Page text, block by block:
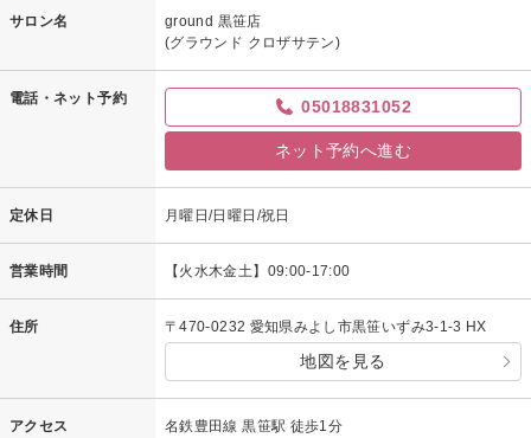
サロン名
ground 黒笹店
(グラウンド クロザサテン)
電話・ネット予約 05018831052
ネット予約へ進む
定休日 月曜日/日曜日/祝日
営業時間 【火水木金土】09:00-17:00
住所 〒470-0232 愛知県みよし市黒笹いずみ3-1-3 HX
地図を見る
アクセス 名鉄豊田線 黒笹駅 徒歩1分